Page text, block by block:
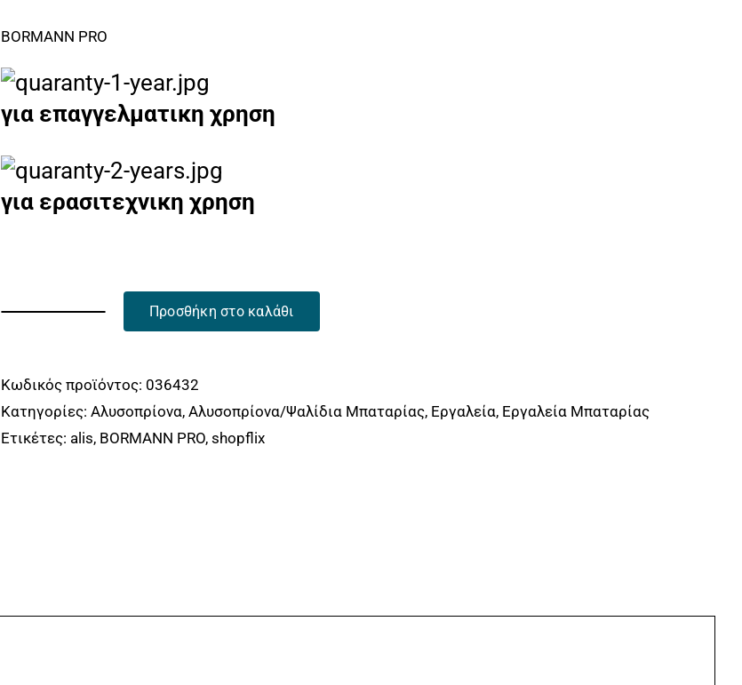
169.00€.
BORMANN PRO
για επαγγελματικη χρηση
για ερασιτεχνικη χρηση
BBP4500
Αλυσοπρίονο
Brushless
Προσθήκη στο καλάθι
Κωδικός προϊόντος: 036432
Κατηγορίες: Αλυσοπρίονα, Αλυσοπρίονα/Ψαλίδια Μπαταρίας, Εργαλεία, Εργαλεία Μπαταρίας
Ετικέτες: alis, BORMANN PRO, shopflix